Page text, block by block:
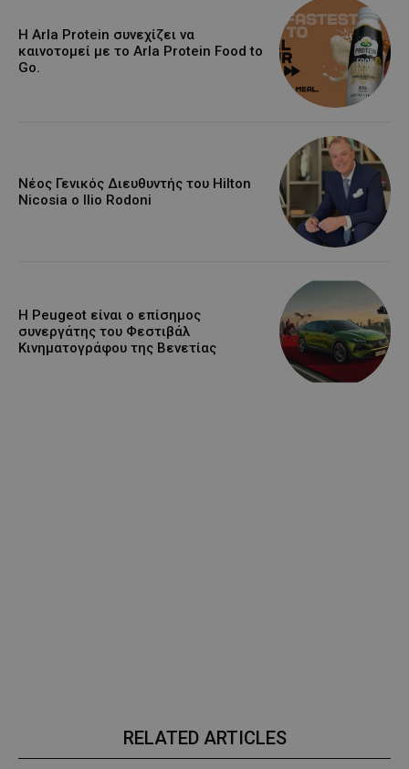
Η Arla Protein συνεχίζει να
καινοτομεί με το Arla Protein Food to
Go.
Νέος Γενικός Διευθυντής του Hilton
Nicosia ο Ilio Rodoni
Η Peugeot είναι ο επίσημος
συνεργάτης του Φεστιβάλ
Κινηματογράφου της Βενετίας
RELATED ARTICLES